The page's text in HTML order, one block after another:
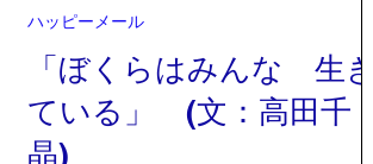
ろうことは想像ができます。 そして、新たなこ
とが発見された時、この定義も覆される可能性
もあるのかもしれません。 人それぞれの問いに
ついて、正しく分析して三角形の
「ぼくらはみんな 生き
ている」 (文：高田千
晶)
ハッピーメール